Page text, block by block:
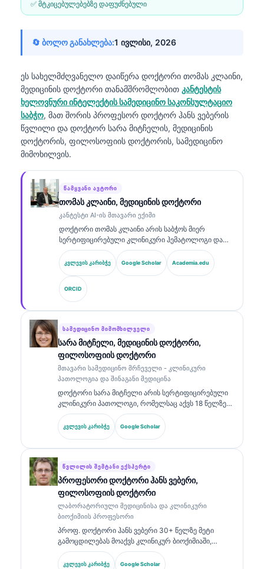
✅ მტკიცებულებებზე დაფუძნებული
🔄 ბოლო განახლება:1 ივლისი, 2026
ეს სახელმძღვანელო დაიწერა დოქტორი თომას კლაინი,
მედიცინის დოქტორი თანამშრომლობით კანტესტის
ხელოვნური ინტელექტის სამედიცინო საკონსულტაციო
საბჭო, მათ შორის პროფესორ დოქტორ ჰანს ვებერის
წვლილი და დოქტორ სარა მიტჩელის, მედიცინის
დოქტორის, ფილოსოფიის დოქტორის, სამედიცინო
მიმოხილვის.
ᲬᲐᲛᲧᲕᲐᲜᲘ ᲐᲕᲢᲝᲠᲘ
თომას კლაინი, მედიცინის დოქტორი
კანტესტი AI-ის მთავარი ექიმი
დოქტორი თომას კლაინი არის საბჭოს მიერ
სერტიფიცირებული კლინიკური ჰემატოლოგი და
ინტერნისტი, რომელსაც აქვს 15 წელზე მეტი
გამოცდილება ლაბორატორიულ მედიცინაში და AI-
ით მხარდაჭერილ კლინიკურ ანალიზში. როგორც
Kantesti AI-ის მთავარი სამედიცინო ოფიცერი, ის
უზრუნველყოფს საკუთრებაში არსებული
ნეირონული ქსელის სამედიცინო სიზუსტის
კლინიკურ ზედამხედველობას. დოქტორ კლაინს
ფართოდ აქვს გამოქვეყნებული ბიომარკერების
ინტერპრეტაციისა და ლაბორატორიული
დიაგნოსტიკის შესახებ ლაბორატორიული
მედიცინის თემებზე.
კვლევის კარიბჭე Google Scholar Academia.edu
ORCID
ᲡᲐᲛᲔᲓᲘᲪᲘᲜᲝ ᲛᲘᲛᲝᲛᲮᲘᲚᲕᲔᲚᲘ
სარა მიტჩელი, მედიცინის დოქტორი,
ფილოსოფიის დოქტორი
მთავარი სამედიცინო მრჩეველი - კლინიკური
პათოლოგია და შინაგანი მედიცინა
დოქტორი სარა მიტჩელი არის სერტიფიცირებული
კლინიკური პათოლოგი, რომელსაც აქვს 18 წელზე
მეტი გამოცდილება ლაბორატორიულ მედიცინაში
და დიაგნოსტიკურ ანალიზში. მას აქვს
სპეციალიზებული სერტიფიკატები კლინიკურ ქიმიაში
კლინიკურ პრაქტიკაში.
კვლევის კარიბჭე Google Scholar
ᲬᲕᲚᲘᲚᲘᲡ ᲨᲔᲛᲢᲐᲜᲘ ᲔᲥᲡᲞᲔᲠᲢᲘ
პროფესორი დოქტორი ჰანს ვებერი,
ფილოსოფიის დოქტორი
ლაბორატორიული მედიცინისა და კლინიკური
ბიოქიმიის პროფესორი
პროფ. დოქტორი ჰანს ვებერი 30+ წელზე მეტი
გამოცდილებას მოაქვს კლინიკურ ბიოქიმიაში,
ლაბორატორიულ მედიცინაში და ბიომარკერების
კვლევაში. ის იყო გერმანიის კლინიკური ქიმიის
კვლევის კარიბჭე Google Scholar